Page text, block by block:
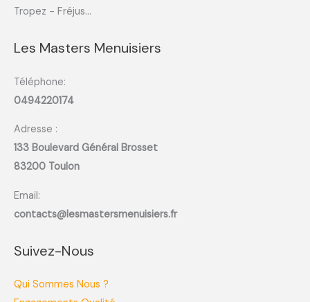
Tropez - Fréjus...
Les Masters Menuisiers
Téléphone:
0494220174
Adresse :
133 Boulevard Général Brosset
83200 Toulon
Email:
contacts@lesmastersmenuisiers.fr
Suivez-Nous
Qui Sommes Nous ?